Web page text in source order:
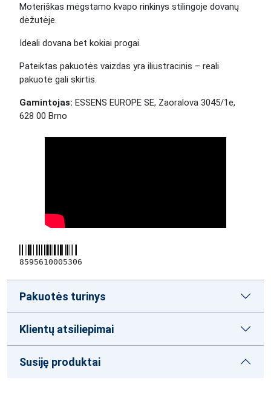
Moteriškas mėgstamo kvapo rinkinys stilingoje dovanų
dėžutėje.
Ideali dovana bet kokiai progai.
Pateiktas pakuotės vaizdas yra iliustracinis – reali
pakuotė gali skirtis.
Gamintojas: ESSENS EUROPE SE, Zaoralova 3045/1e,
628 00 Brno
8595610005306
Pakuotės turinys
Klientų atsiliepimai
Susiję produktai